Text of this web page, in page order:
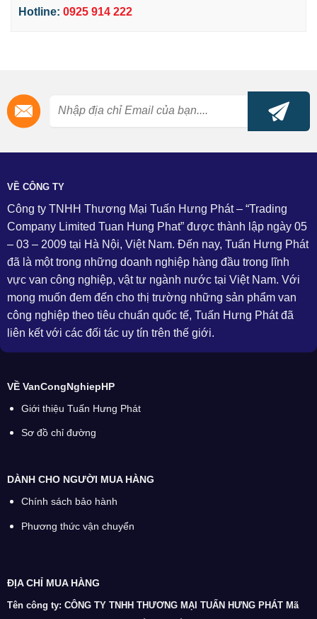
Hotline: 0925 914 222
VỀ CÔNG TY
Công ty TNHH Thương Mại Tuấn Hưng Phát – “Trading
Company Limited Tuan Hung Phat” được thành lập ngày 05
– 03 – 2009 tại Hà Nội, Việt Nam. Đến nay, Tuấn Hưng Phát
đã là một trong những doanh nghiệp hàng đầu trong lĩnh
vực van công nghiệp, vật tư ngành nước tại Việt Nam. Với
mong muốn đem đến cho thị trường những sản phẩm van
công nghiệp theo tiêu chuẩn quốc tế, Tuấn Hưng Phát đã
liên kết với các đối tác uy tín trên thế giới.
VỀ VanCongNghiepHP
Giới thiệu Tuấn Hưng Phát
Sơ đồ chỉ đường
DÀNH CHO NGƯỜI MUA HÀNG
Chính sách bảo hành
Phương thức vận chuyển
ĐỊA CHỈ MUA HÀNG
Tên công ty: CÔNG TY TNHH THƯƠNG MẠI TUẤN HƯNG PHÁT Mã